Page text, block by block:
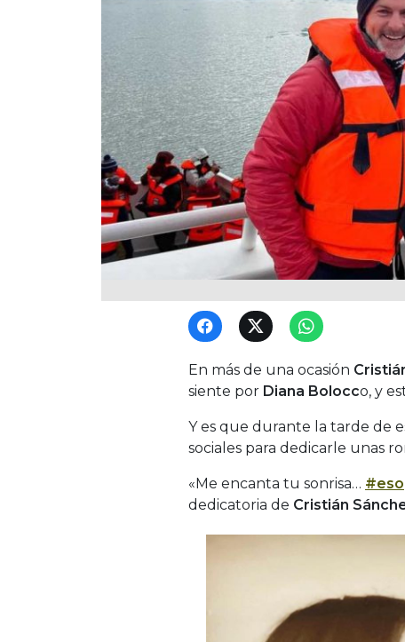
En más de una ocasión
siente por Diana Bolocco, y
Y es que durante la tarde de
sociales para dedicarle unas
«Me encanta tu sonrisa… #eso
dedicatoria de Cristián